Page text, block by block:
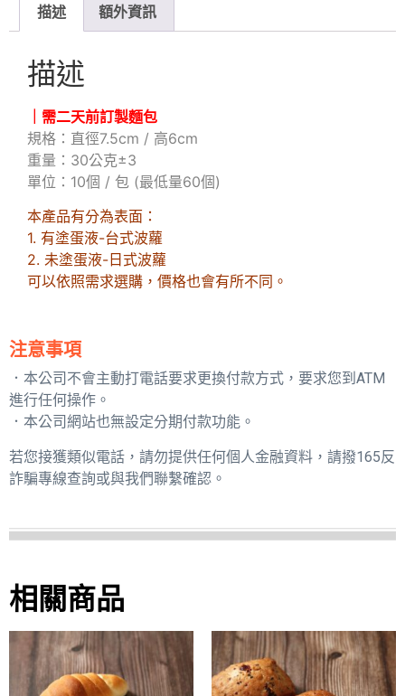
描述 額外資訊
描述
｜需二天前訂製麵包
規格：直徑7.5cm / 高6cm
重量：30公克±3
單位：10個 / 包 (最低量60個)
本產品有分為表面：
1. 有塗蛋液-台式波蘿
2. 未塗蛋液-日式波蘿
可以依照需求選購，價格也會有所不同。
注意事項
．本公司不會主動打電話要求更換付款方式，要求您到ATM
進行任何操作。
．本公司網站也無設定分期付款功能。
若您接獲類似電話，請勿提供任何個人金融資料，請撥165反
詐騙專線查詢或與我們聯繫確認。
相關商品